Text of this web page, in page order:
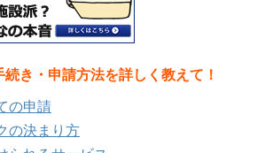
き・申請方法を詳しく教えて！
の申請
の決まり方